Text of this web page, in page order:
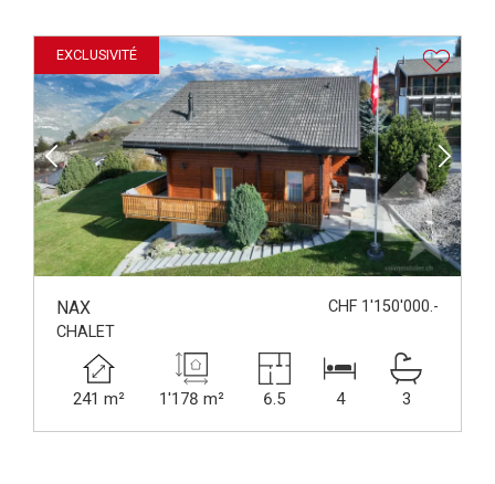
EXCLUSIVITÉ
NAX
CHF 1'150'000.-
CHALET
241 m² 1'178 m² 6.5 4 3